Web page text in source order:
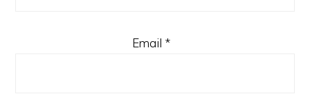
Email *